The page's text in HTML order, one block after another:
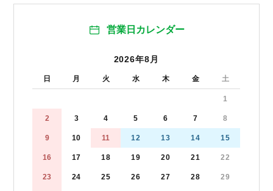
営業日カレンダー
2026年8月
日 月 火 水 木 金 土
1
2 3 4 5 6 7 8
9 10 11 12 13 14 15
16 17 18 19 20 21 22
23 24 25 26 27 28 29